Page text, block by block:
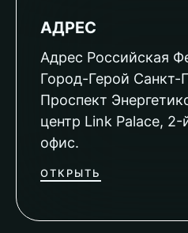
АДРЕС
Адрес Российская
Город-Герой Санкт-
Проспект
центр Link Palace, 2-
офис.
ОТКРЫТЬ